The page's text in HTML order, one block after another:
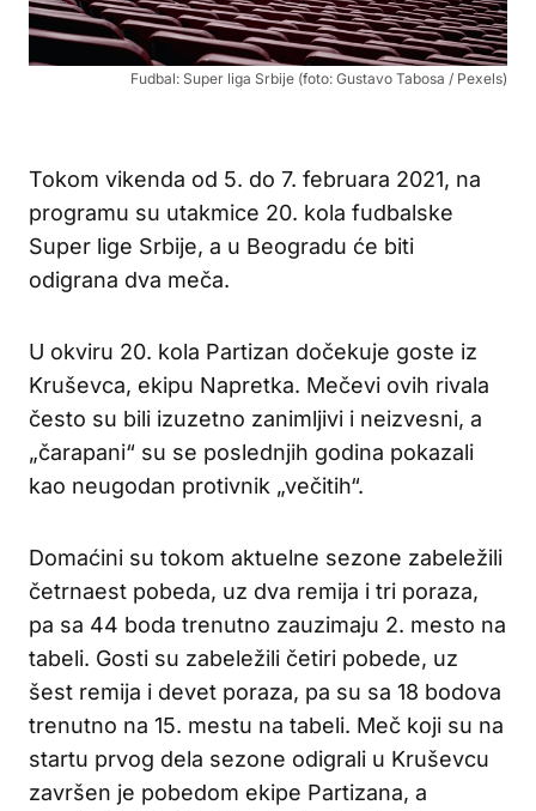
Fudbal: Super liga Srbije (foto: Gustavo Tabosa / Pexels)
Tokom vikenda od 5. do 7. februara 2021, na
programu su utakmice 20. kola fudbalske
Super lige Srbije, a u Beogradu će biti
odigrana dva meča.
U okviru 20. kola Partizan dočekuje goste iz
Kruševca, ekipu Napretka. Mečevi ovih rivala
često su bili izuzetno zanimljivi i neizvesni, a
„čarapani“ su se poslednjih godina pokazali
kao neugodan protivnik „večitih“.
Domaćini su tokom aktuelne sezone zabeležili
četrnaest pobeda, uz dva remija i tri poraza,
pa sa 44 boda trenutno zauzimaju 2. mesto na
tabeli. Gosti su zabeležili četiri pobede, uz
šest remija i devet poraza, pa su sa 18 bodova
trenutno na 15. mestu na tabeli. Meč koji su na
startu prvog dela sezone odigrali u Kruševcu
završen je pobedom ekipe Partizana, a